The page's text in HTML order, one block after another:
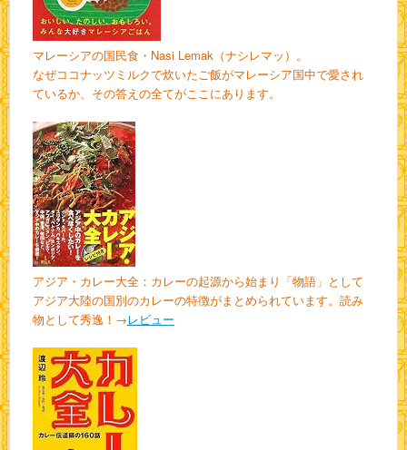
マレーシアの国民食・Nasi Lemak（ナシレマッ）。
なぜココナッツミルクで炊いたご飯がマレーシア国中で愛され
ているか、その答えの全てがここにあります。
アジア・カレー大全：カレーの起源から始まり「物語」として
アジア大陸の国別のカレーの特徴がまとめられています。読み
物として秀逸！→レビュー